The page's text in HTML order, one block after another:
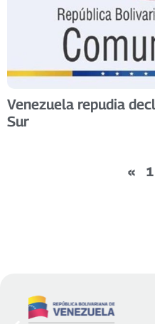
Venezuela repudia
Sur
« 1